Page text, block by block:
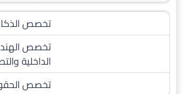
تخصص
تخصص
الداخلية
تخصص